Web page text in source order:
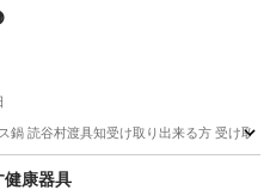
鍋 読谷村渡具知受け取り出来る方 受け取
健康器具